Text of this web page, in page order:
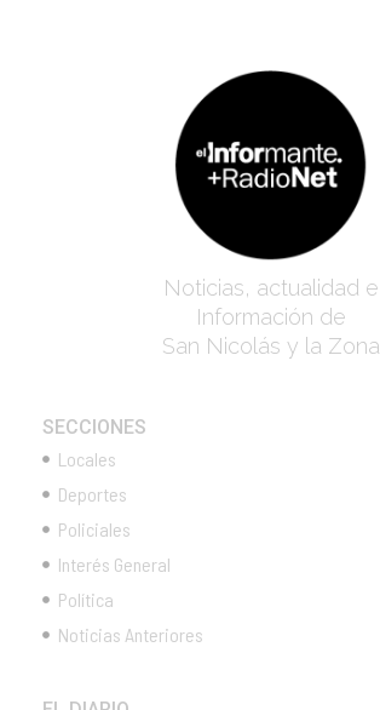
Noticias, actualidad e
Información de
San Nicolás y la Zona
SECCIONES
Locales
Deportes
Policiales
Interés General
Política
Noticias Anteriores